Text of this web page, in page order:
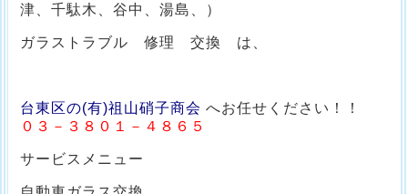
津、千駄木、谷中、湯島、）
ガラストラブル 修理 交換 は、
台東区の(有)祖山硝子商会 へお任せください！！
０３－３８０１－４８６５
サービスメニュー